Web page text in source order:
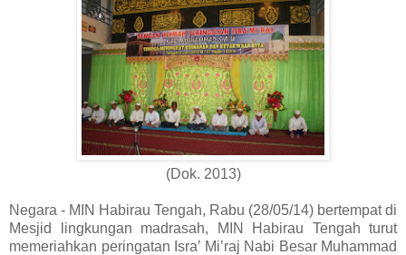
(Dok. 2013)
Negara - MIN Habirau Tengah, Rabu (28/05/14) bertempat di
Mesjid lingkungan madrasah, MIN Habirau Tengah turut
memeriahkan peringatan Isra’ Mi’raj Nabi Besar Muhammad